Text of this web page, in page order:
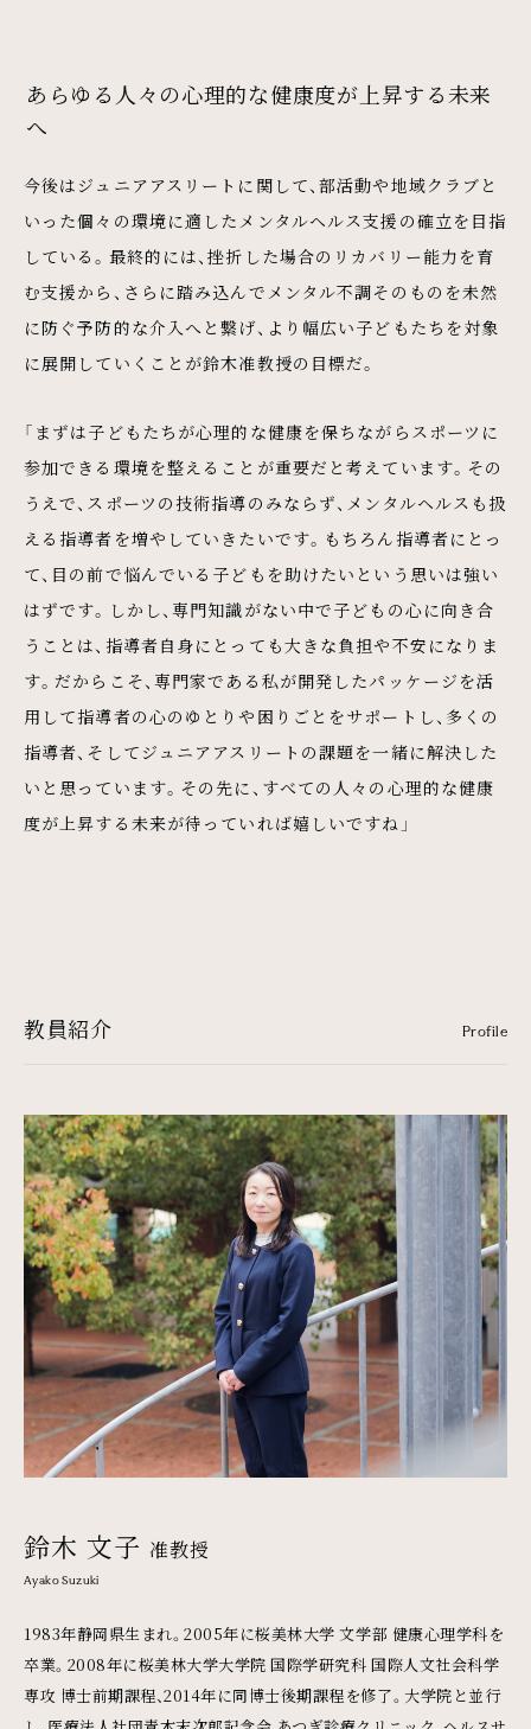
あらゆる人々の心理的な健康度が上昇する未来
へ
今後はジュニアアスリートに関して、部活動や地域クラブと
いった個々の環境に適したメンタルヘルス支援の確立を目指
している。最終的には、挫折した場合のリカバリー能力を育
む支援から、さらに踏み込んでメンタル不調そのものを未然
に防ぐ予防的な介入へと繋げ、より幅広い子どもたちを対象
に展開していくことが鈴木准教授の目標だ。
「まずは子どもたちが心理的な健康を保ちながらスポーツに
参加できる環境を整えることが重要だと考えています。その
うえで、スポーツの技術指導のみならず、メンタルヘルスも扱
える指導者を増やしていきたいです。もちろん指導者にとっ
て、目の前で悩んでいる子どもを助けたいという思いは強い
はずです。しかし、専門知識がない中で子どもの心に向き合
うことは、指導者自身にとっても大きな負担や不安になりま
す。だからこそ、専門家である私が開発したパッケージを活
用して指導者の心のゆとりや困りごとをサポートし、多くの
指導者、そしてジュニアアスリートの課題を一緒に解決した
いと思っています。その先に、すべての人々の心理的な健康
度が上昇する未来が待っていれば嬉しいですね」
教員紹介 Profile
鈴木 文子 准教授
Ayako Suzuki
1983年静岡県生まれ。2005年に桜美林大学 文学部 健康心理学科を
卒業。2008年に桜美林大学大学院 国際学研究科 国際人文社会科学
専攻 博士前期課程、2014年に同博士後期課程を修了。大学院と並行